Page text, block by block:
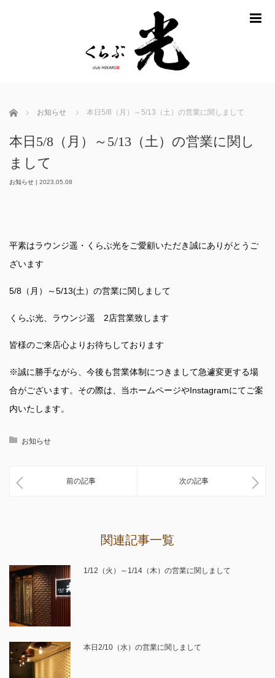
ホーム お知らせ 本日5/8（月）～5/13（土）の営業に関しまして
本日5/8（月）～5/13（土）の営業に関し
まして
お知らせ | 2023.05.08
平素はラウンジ遥・くらぶ光をご愛顧いただき誠にありがとうご
ざいます
5/8（月）～5/13(土）の営業に関しまして
くらぶ光、ラウンジ遥 2店営業致します
皆様のご来店心よりお待ちしております
※誠に勝手ながら、今後も営業体制につきまして急遽変更する場
合がございます。その際は、当ホームページやInstagramにてご案
内いたします。
お知らせ
前の記事 次の記事
関連記事一覧
1/12（火）～1/14（木）の営業に関しまして
本日2/10（水）の営業に関しまして